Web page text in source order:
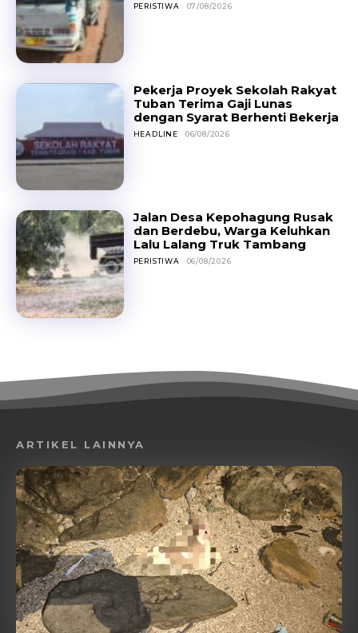
PERISTIWA 07/08/2026
Pekerja Proyek Sekolah Rakyat
Tuban Terima Gaji Lunas
dengan Syarat Berhenti Bekerja
HEADLINE 06/08/2026
Jalan Desa Kepohagung Rusak
dan Berdebu, Warga Keluhkan
Lalu Lalang Truk Tambang
PERISTIWA 06/08/2026
ARTIKEL LAINNYA